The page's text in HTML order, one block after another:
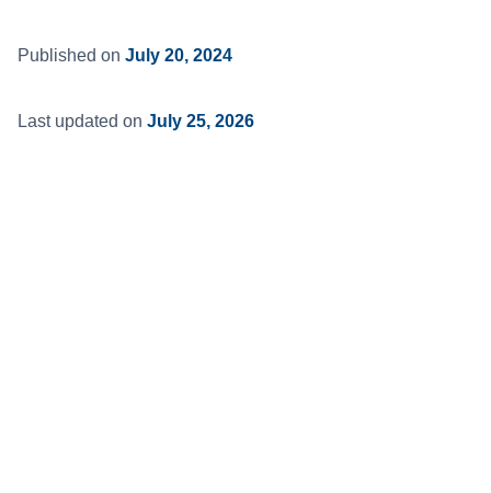
Published on July 20, 2024
Last updated on July 25, 2026